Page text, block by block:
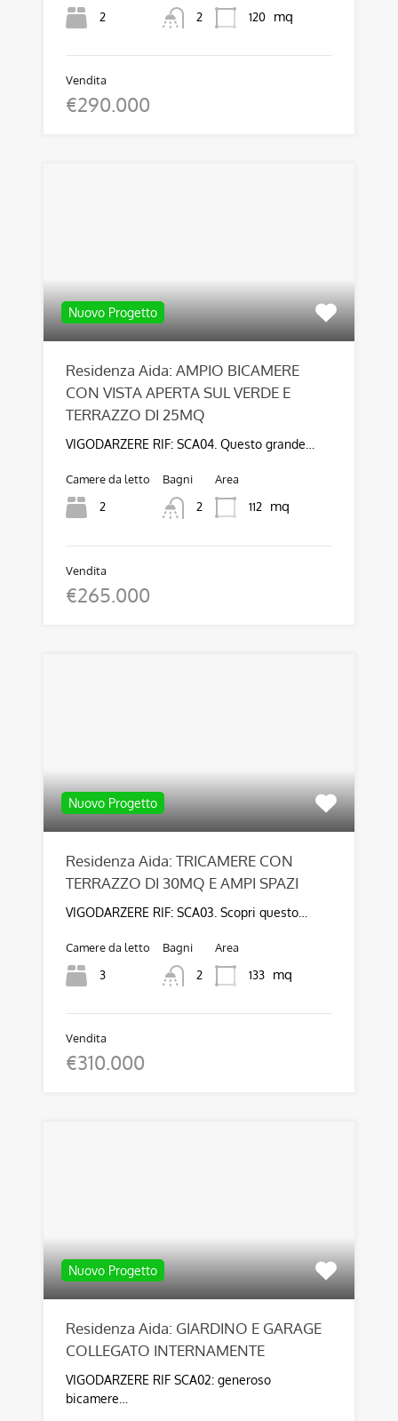
2
2
120
mq
Vendita
€290.000
Nuovo Progetto
Residenza Aida: AMPIO BICAMERE
CON VISTA APERTA SUL VERDE E
TERRAZZO DI 25MQ
VIGODARZERE RIF: SCA04. Questo grande…
Camere da letto
2
Bagni
2
Area
112
mq
Vendita
€265.000
Nuovo Progetto
Residenza Aida: TRICAMERE CON
TERRAZZO DI 30MQ E AMPI SPAZI
VIGODARZERE RIF: SCA03. Scopri questo…
Camere da letto
3
Bagni
2
Area
133
mq
Vendita
€310.000
Nuovo Progetto
Residenza Aida: GIARDINO E GARAGE
COLLEGATO INTERNAMENTE
VIGODARZERE RIF SCA02: generoso
bicamere…